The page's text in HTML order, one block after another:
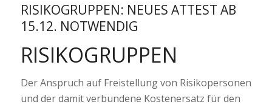
RISIKOGRUPPEN: NEUES ATTEST AB
15.12. NOTWENDIG
RISIKOGRUPPEN
Der Anspruch auf Freistellung von Risikopersonen
und der damit verbundene Kostenersatz für den